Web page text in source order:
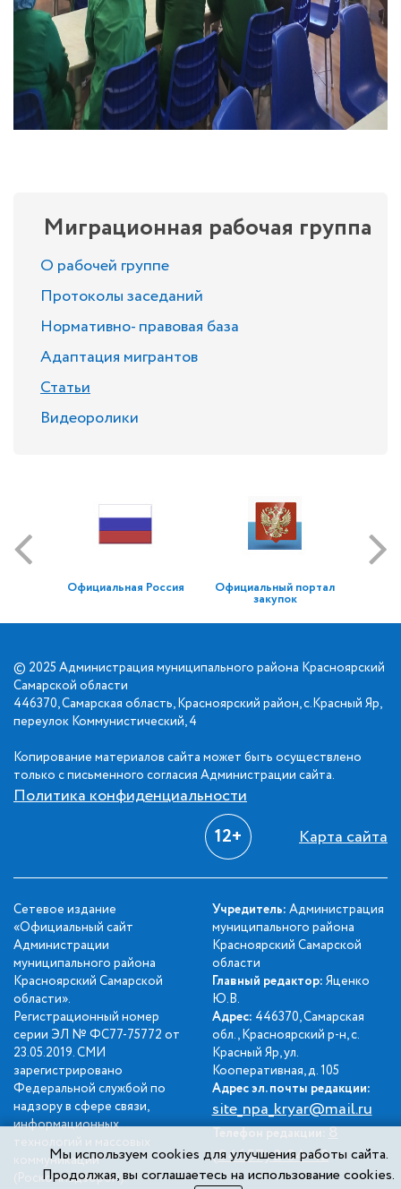
Миграционная рабочая группа
О рабочей группе
Протоколы заседаний
Нормативно- правовая база
Адаптация мигрантов
Статьи
Видеоролики
Официальная Россия Официальный портал
закупок
© 2025 Администрация муниципального района Красноярский
Самарской области
446370, Самарская область, Красноярский район, с.Красный Яр,
переулок Коммунистический, 4
Копирование материалов сайта может быть осуществлено
только с письменного согласия Администрации сайта.
Политика конфиденциальности
12+ Карта сайта
Сетевое издание
«Официальный сайт
Администрации
муниципального района
Красноярский Самарской
области».
Регистрационный номер
серии ЭЛ № ФС77-75772 от
23.05.2019. СМИ
зарегистрировано
Федеральной службой по
надзору в сфере связи,
информационных
технологий и массовых
коммуникаций
(Роскомнадзором).
Учредитель: Администрация
муниципального района
Красноярский Самарской
области
Главный редактор: Яценко
Ю.В.
Адрес: 446370, Самарская
обл., Красноярский р-н, с.
Красный Яр, ул.
Кооперативная, д. 105
Адрес эл. почты редакции:
site_npa_kryar@mail.ru
Телефон редакции: 8
(84657) 2-34-42
Мы используем cookies для улучшения работы сайта.
Продолжая, вы соглашаетесь на использование cookies.